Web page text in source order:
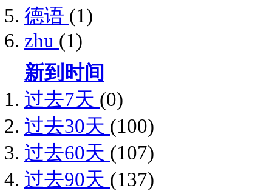
德语 (1)
zhu (1)
新到时间
过去7天 (0)
过去30天 (100)
过去60天 (107)
过去90天 (137)